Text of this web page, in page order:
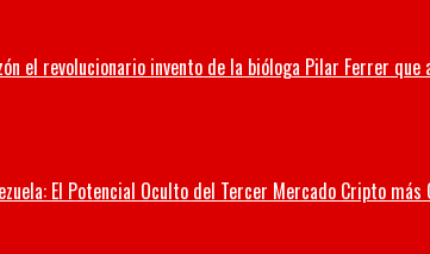
el revolucionario invento de la bióloga Pilar Ferrer que
El Potencial Oculto del Tercer Mercado Cripto más